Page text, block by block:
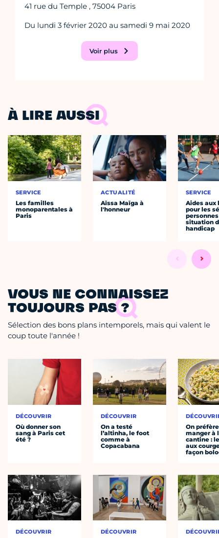
41 rue du Temple , 75004 Paris
Du lundi 3 février 2020 au samedi 9 mai 2020
Voir plus
À LIRE AUSSI
SERVICE
Les familles
monoparentales à
Paris
ACTUALITÉ
Aïssa Maïga à
l'honneur
SERVICE
Aides aux
pour les
situation
handicap
VOUS NE CONNAISSEZ
TOUJOURS PAS ?
Sélection des bons plans intemporels, mais qui valent le
coup toute l'année !
DÉCOUVRIR
Où donner son
sang à Paris cet
été ?
DÉCOUVRIR
DÉCOUVRIR
On a testé
l’altinha, le foot
comme à
Copacabana
DÉCOUVRIR
On préfère
manger à
cantine :
aux
façon